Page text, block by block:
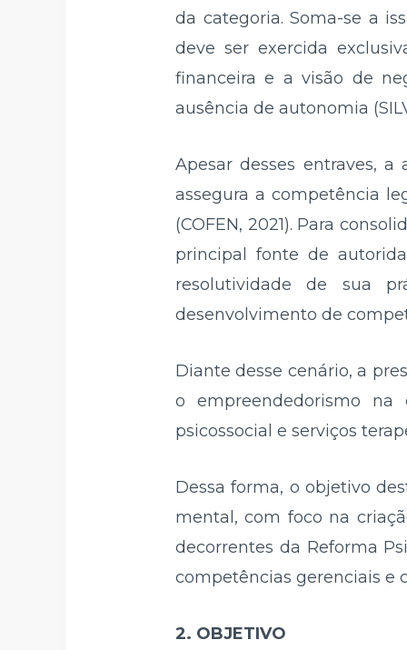
da categoria. Soma-se a
deve ser exercida
financeira e a visão de
ausência de autonomia
Apesar desses entraves, a
assegura a competência
(COFEN, 2021). Para
principal fonte de
resolutividade de sua
desenvolvimento de
Diante desse cenário, a
o empreendedorismo
psicossocial e serviços
Dessa forma, o objetivo
mental, com foco na
decorrentes da Reforma
competências gerenciais e
2. OBJETIVO